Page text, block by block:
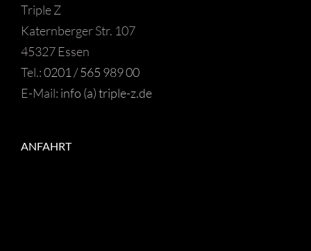
Triple Z
Katernberger Str. 107
45327 Essen
Tel.:0201 / 565 989 00
E-Mail: info (a) triple-z.de
ANFAHRT